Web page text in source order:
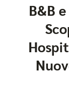
B&B